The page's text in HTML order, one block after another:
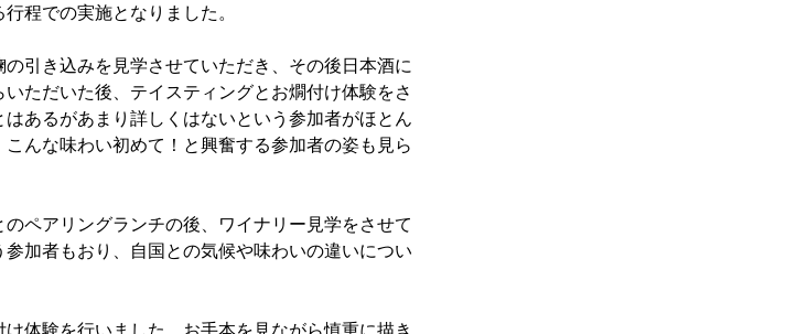
程での実施となりました。
引き込みを見学させていただき、その後日本酒に
ただいた後、テイスティングとお燗付け体験をさ
あるがあまり詳しくはないという参加者がほとん
んな味わい初めて！と興奮する参加者の姿も見ら
ペアリングランチの後、ワイナリー見学をさせて
加者もおり、自国との気候や味わいの違いについ
体験を行いました。お手本を見ながら慎重に描き